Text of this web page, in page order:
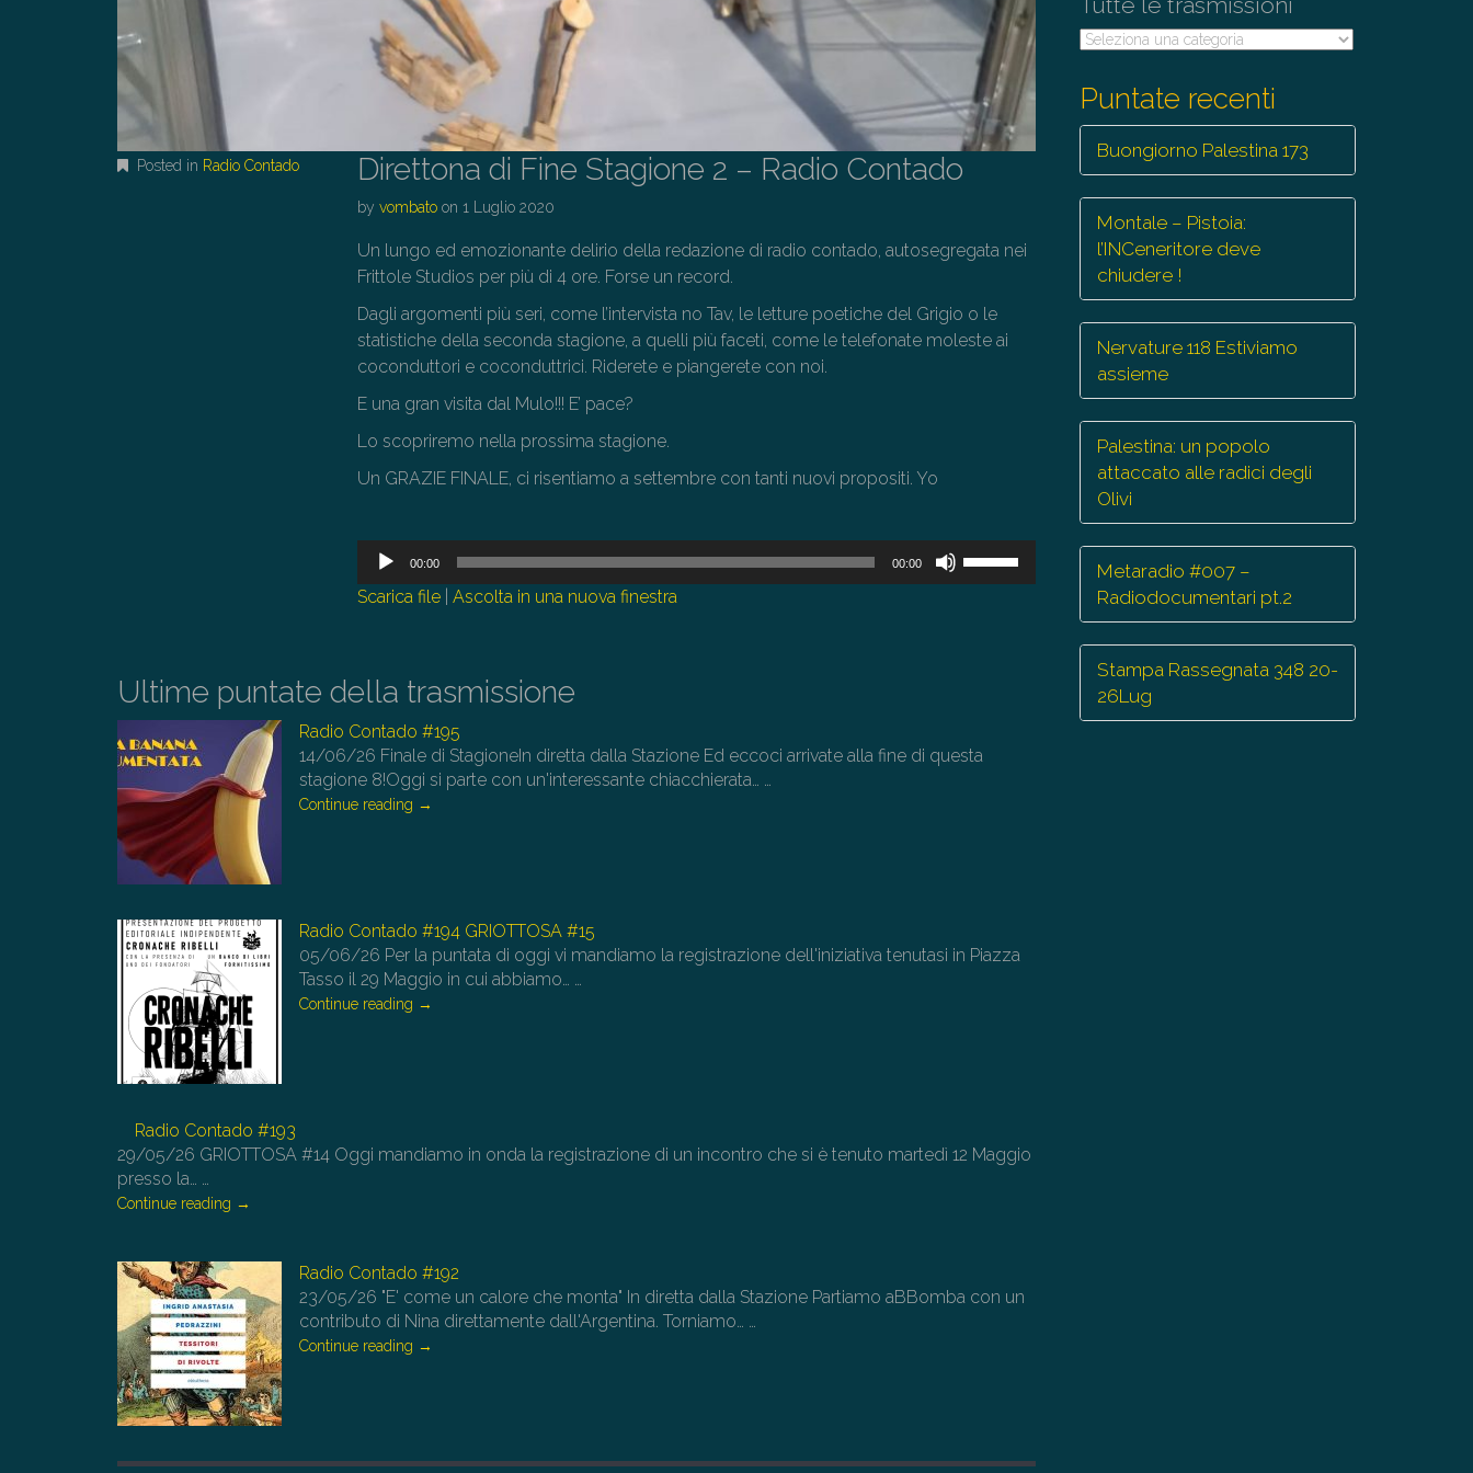
Posted in Radio Contado Direttona di Fine Stagione 2 – Radio Contado
byvombato on 1 Luglio 2020
Un lungo ed emozionante delirio della redazione di radio contado, autosegregata nei
Frittole Studios per più di 4 ore. Forse un record.
Dagli argomenti più seri, come l’intervista no Tav, le letture poetiche del Grigio o le
statistiche della seconda stagione, a quelli più faceti, come le telefonate moleste ai
coconduttori e coconduttrici. Riderete e piangerete con noi.
E una gran visita dal Mulo!!! E’ pace?
Lo scopriremo nella prossima stagione.
Un GRAZIE FINALE, ci risentiamo a settembre con tanti nuovi propositi. Yo
Audio
00:00 00:00
diminuire
Scarica file |Ascolta in una nuova finestra
Ultime puntate della trasmissione
Radio Contado #195
14/06/26 Finale di StagioneIn diretta dalla Stazione Ed eccoci arrivate alla fine di questa
stagione 8!Oggi si parte con un'interessante chiacchierata…
Continue reading →
Radio Contado #194 GRIOTTOSA #15
05/06/26 Per la puntata di oggi vi mandiamo la registrazione dell'iniziativa tenutasi in Piazza
Tasso il 29 Maggio in cui abbiamo…
Continue reading →
Radio Contado #193
29/05/26 GRIOTTOSA #14 Oggi mandiamo in onda la registrazione di un incontro che si è tenuto martedì 12 Maggio
presso la…
Continue reading →
Radio Contado #192
23/05/26 "E' come un calore che monta" In diretta dalla Stazione Partiamo aBBomba con un
contributo di Nina direttamente dall'Argentina. Torniamo…
Continue reading →
Tutte
Puntate recenti
Buongiorno Palestina 173
Montale – Pistoia:
l’INCeneritore deve
chiudere !
Nervature 118 Estiviamo
assieme
Palestina: un popolo
attaccato alle radici degli
Olivi
Metaradio #007 –
Radiodocumentari pt.2
Stampa Rassegnata 348 20-
26Lug